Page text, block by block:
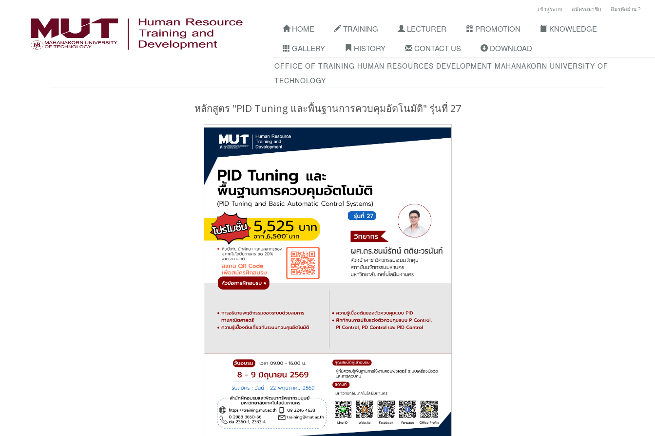
เข้าสู่ระบบ สมัครสมาชิก ลืมรหัสผ่าน ?
HOME TRAINING LECTURER PROMOTION
KNOWLEDGE
GALLERY
HISTORY CONTACT US DOWNLOAD
OFFICE OF TRAINING HUMAN RESOURCES DEVELOPMENT MAHANAKORN UNIVERSITY OF
TECHNOLOGY
หลักสูตร "PID Tuning และพื้นฐานการควบคุมอัตโนมัติ" รุ่นที่ 27